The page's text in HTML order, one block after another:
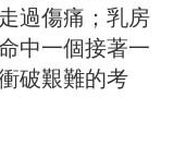
過傷痛；乳房
中一個接著一
破艱難的考